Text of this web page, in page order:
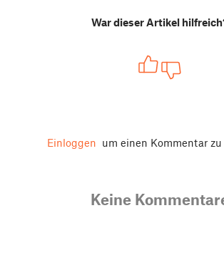
War dieser Artikel
Einloggen um einen Kommentar
Keine